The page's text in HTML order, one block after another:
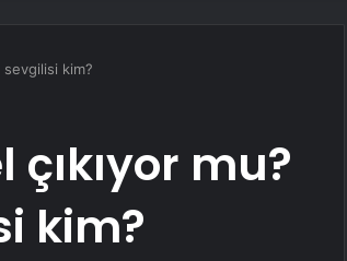
sevgilisi kim?
mu?
kim?